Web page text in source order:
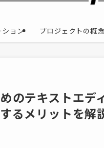
ション プロジェクトの概
のテキストエデ
るメリットを解